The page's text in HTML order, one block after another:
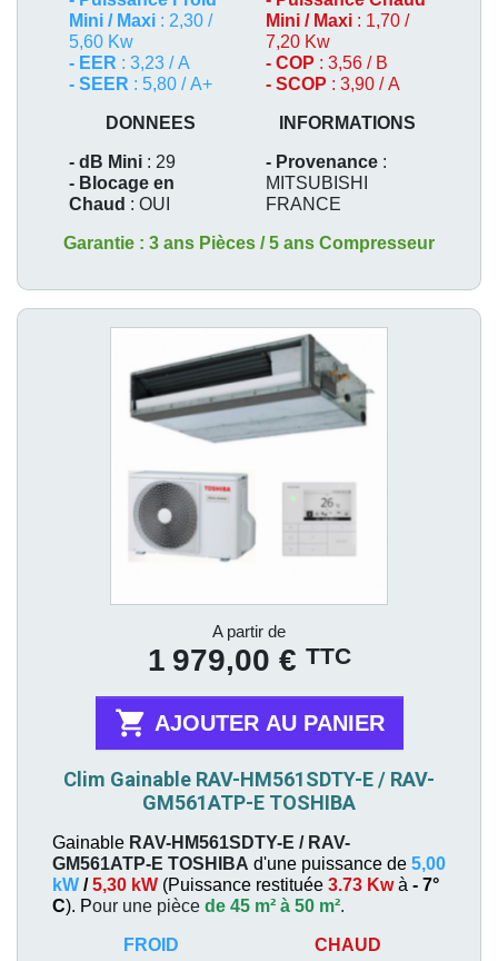
Mini / Maxi : 2,30 /
5,60 Kw
- EER : 3,23 / A
- SEER : 5,80 / A+
Mini / Maxi : 1,70 /
7,20 Kw
- COP : 3,56 / B
- SCOP : 3,90 / A
DONNEES
- dB Mini : 29
- Blocage en
Chaud : OUI
INFORMATIONS
- Provenance :
MITSUBISHI
FRANCE
Garantie : 3 ans Pièces / 5 ans Compresseur
A partir de
1 979,00 € TTC
 AJOUTER AU PANIER
Clim Gainable RAV-HM561SDTY-E / RAV-
GM561ATP-E TOSHIBA
Gainable RAV-HM561SDTY-E / RAV-
GM561ATP-E TOSHIBA d'une puissance de 5,00
kW /5,30 kW (Puissance restituée 3.73 Kwà - 7°
C). Pour une pièce de 45 m² à 50 m².
FROID CHAUD